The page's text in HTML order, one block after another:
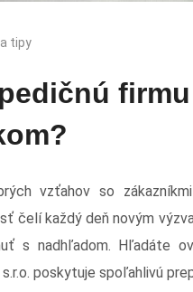
tipy
vzťahov so
čelí každý deň novým
s nadhľadom. Hľadáte
poskytuje spoľahlivú